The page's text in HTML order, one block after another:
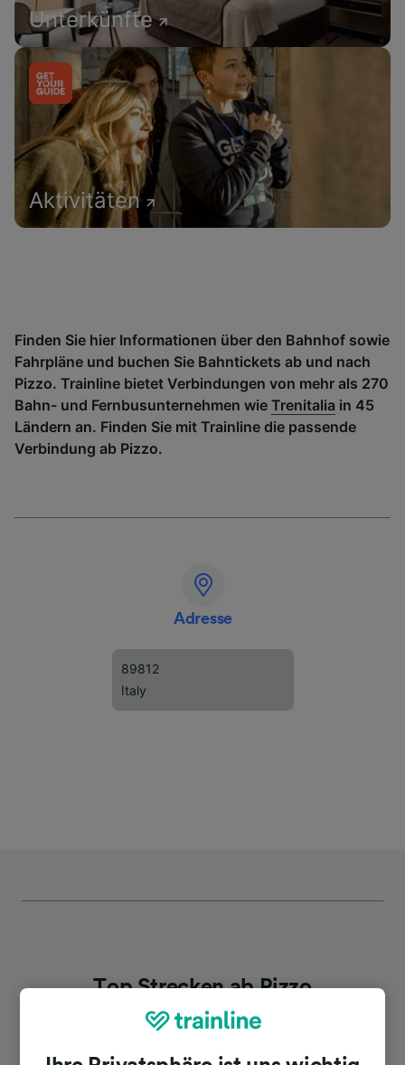
Unterkünfte
Aktivitäten
Finden Sie hier Informationen über den Bahnhof sowie
Fahrpläne und buchen Sie Bahntickets ab und nach
Pizzo. Trainline bietet Verbindungen von mehr als 270
Bahn- und Fernbusunternehmen wie Trenitalia in 45
Ländern an. Finden Sie mit Trainline die passende
Verbindung ab Pizzo.
Adresse
89812
Italy
Top Strecken ab Pizzo